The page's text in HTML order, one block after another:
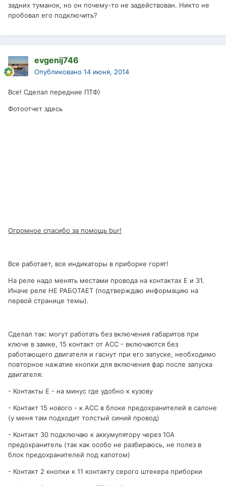
задних туманок, но он почему-то не задействован. Никто не
пробовал его подключить?
evgenij746
Опубликовано 14 июня, 2014
Все! Сделал передние ПТФ)
Фотоотчет здесь
Огромное спасибо за помощь bur!
Все работает, все индикаторы в приборке горят!
На реле надо менять местами провода на контактах Е и 31.
Иначе реле НЕ РАБОТАЕТ (подтверждаю информацию на
первой странице темы).
Сделал так: могут работать без включения габаритов при
ключе в замке, 15 контакт от АСС - включаются без
работающего двигателя и гаснут при его запуске, необходимо
повторное нажатие кнопки для включения фар после запуска
двигателя:
- Контакты Е - на минус где удобно к кузову
- Контакт 15 нового - к АСС в блоке предохранителей в салоне
(у меня там подходит толстый синий провод)
- Контакт 30 подключаю к аккумулятору через 10А
предохранитель (так как особо не разбираюсь, не полез в
блок предохранителей под капотом)
- Контакт 2 кнопки к 11 контакту серого штекера приборки